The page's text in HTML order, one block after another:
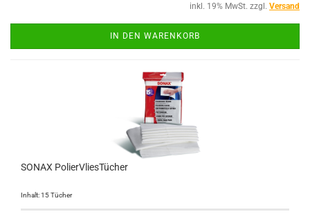
inkl. 19% MwSt. zzgl. Versand
IN DEN WARENKORB
SONAX PolierVliesTücher
Inhalt: 15 Tücher